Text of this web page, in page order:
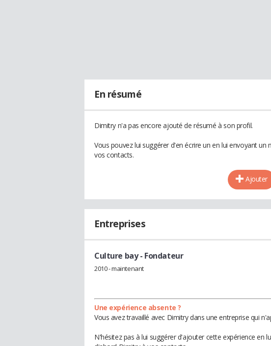
En résumé
Dimitry n'a pas encore ajouté de résumé à son profil.
Vous pouvez lui suggérer d'en écrire un en lui envoyant
vos contacts.
Ajouter
Entreprises
Culture bay- Fondateur
2010 - maintenant
Une expérience absente ?
Vous avez travaillé avec Dimitry dans une entreprise qui
N'hésitez pas à lui suggérer d'ajouter cette expérience en